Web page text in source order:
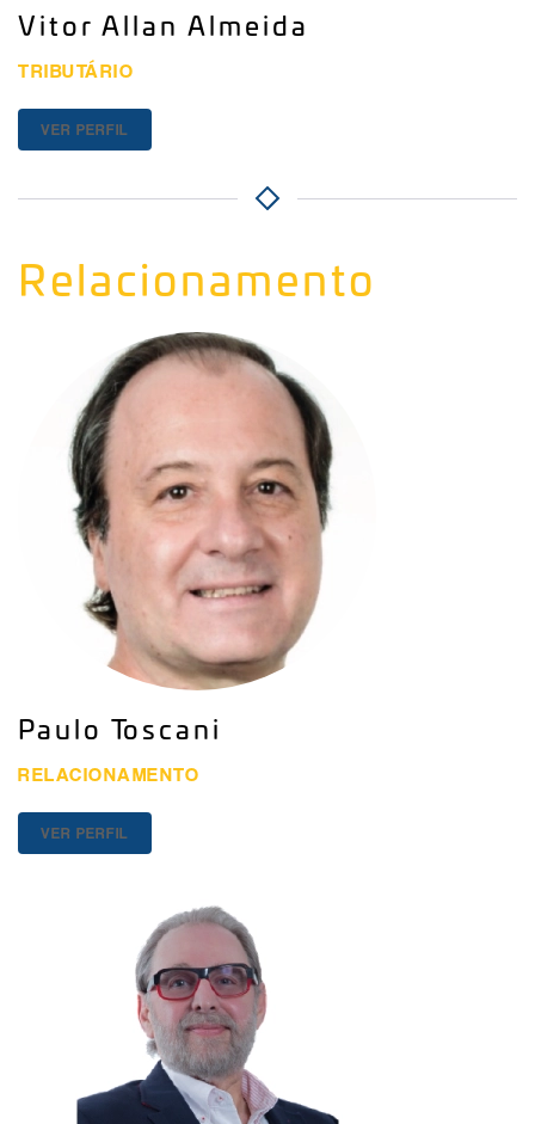
Vitor Allan Almeida
TRIBUTÁRIO
VER PERFIL
Relacionamento
Paulo Toscani
RELACIONAMENTO
VER PERFIL